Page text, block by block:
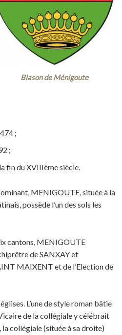
Blason de Ménigoute
;
;
fin du XVIIIème siècle.
MENIGOUTE, située à la
possède l’un des sols les
cantons, MENIGOUTE
de SANXAY et
MAIXENT et de l’Election de
L’une de style roman bâtie
de la collégiale y célébrait
collégiale (située à sa droite)